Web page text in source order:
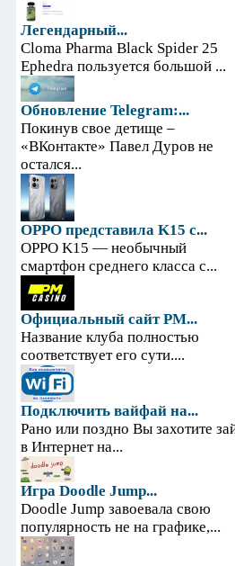
Легендарный...
Cloma Pharma Black Spider 25
Ephedra пользуется большой ...
Обновление Telegram:...
Покинув свое детище –
«ВКонтакте» Павел Дуров не
остался...
OPPO представила K15 с...
OPPO K15 — необычный
смартфон среднего класса с...
Официальный сайт PM...
Название клуба полностью
соответствует его сути....
Подключить вайфай на...
Рано или поздно Вы захотите
в Интернет на...
Игра Doodle Jump...
Doodle Jump завоевала свою
популярность не на графике,...